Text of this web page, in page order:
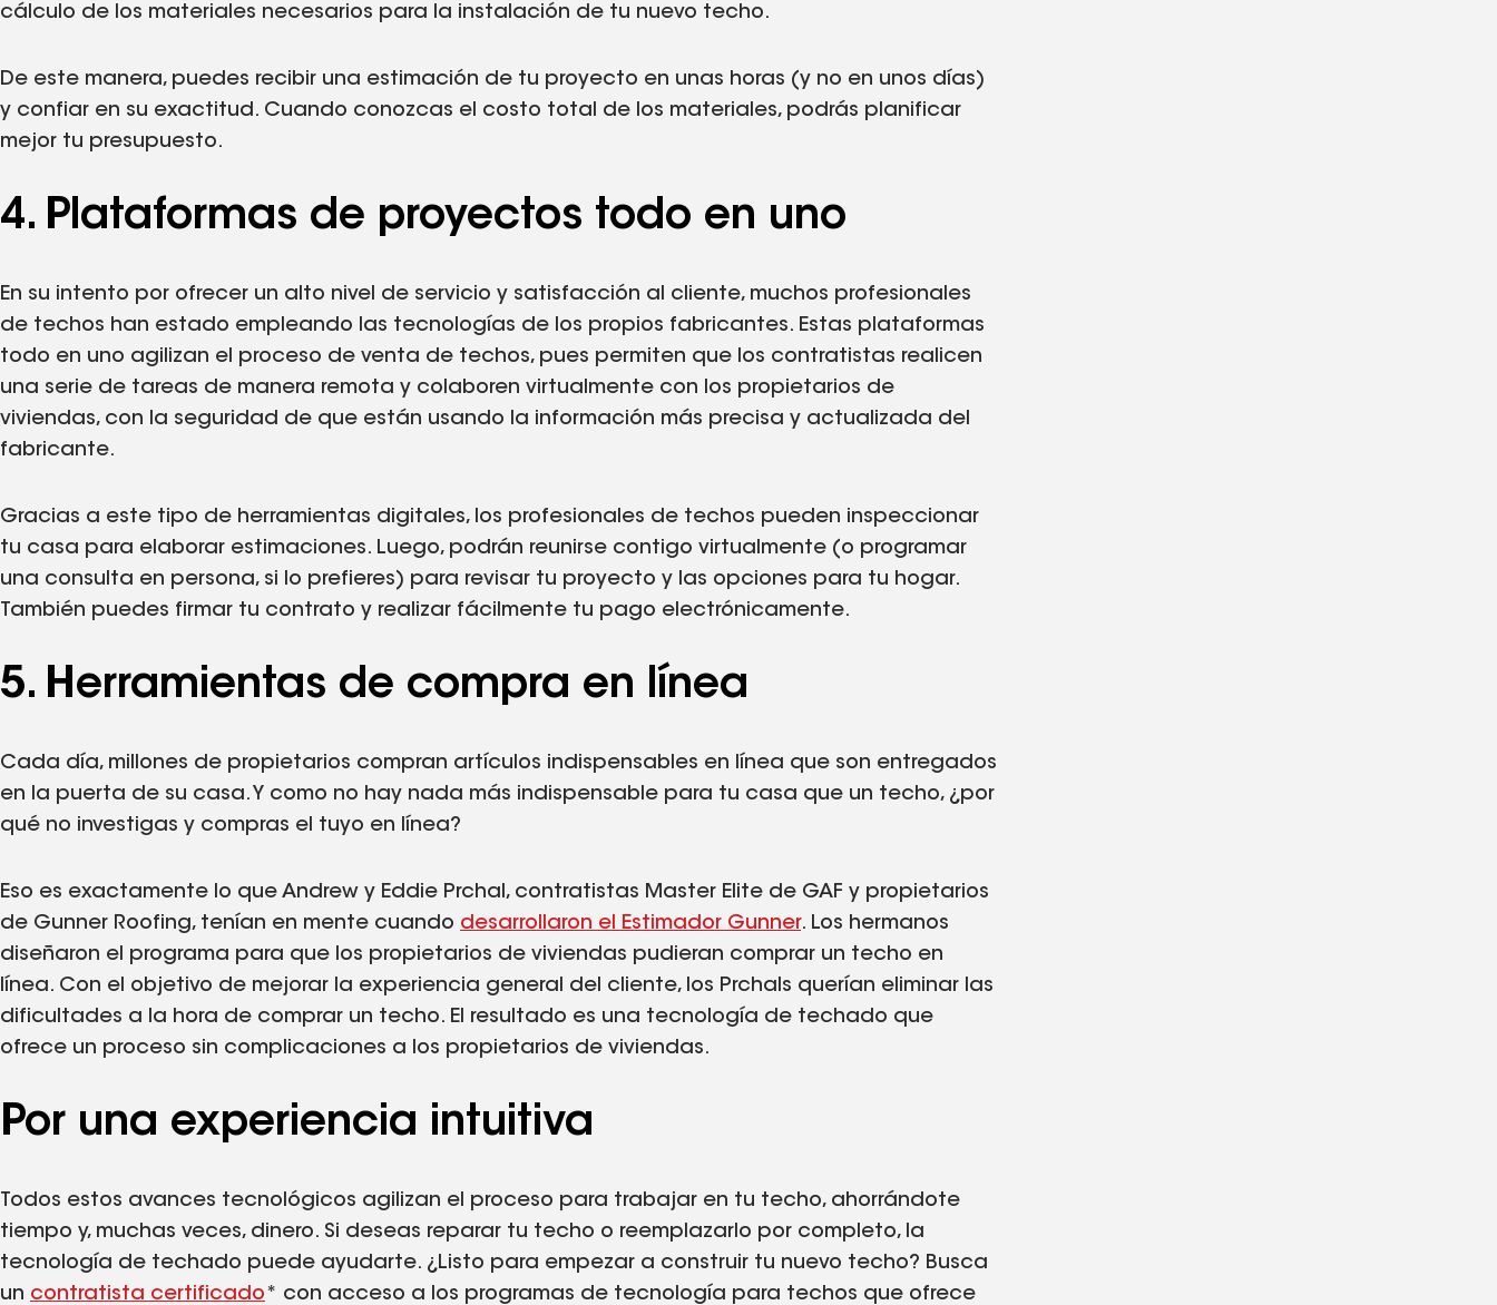
cálculo de los materiales necesarios para la instalación de tu nuevo techo.
De este manera, puedes recibir una estimación de tu proyecto en unas horas (y no en unos días)
y confiar en su exactitud. Cuando conozcas el costo total de los materiales, podrás planificar
mejor tu presupuesto.
4. Plataformas de proyectos todo en uno
En su intento por ofrecer un alto nivel de servicio y satisfacción al cliente, muchos profesionales
de techos han estado empleando las tecnologías de los propios fabricantes. Estas plataformas
todo en uno agilizan el proceso de venta de techos, pues permiten que los contratistas realicen
una serie de tareas de manera remota y colaboren virtualmente con los propietarios de
viviendas, con la seguridad de que están usando la información más precisa y actualizada del
fabricante.
Gracias a este tipo de herramientas digitales, los profesionales de techos pueden inspeccionar
tu casa para elaborar estimaciones. Luego, podrán reunirse contigo virtualmente (o programar
una consulta en persona, si lo prefieres) para revisar tu proyecto y las opciones para tu hogar.
También puedes firmar tu contrato y realizar fácilmente tu pago electrónicamente.
5. Herramientas de compra en línea
Cada día, millones de propietarios compran artículos indispensables en línea que son entregados
en la puerta de su casa. Y como no hay nada más indispensable para tu casa que un techo, ¿por
qué no investigas y compras el tuyo en línea?
Eso es exactamente lo que Andrew y Eddie Prchal, contratistas Master Elite de GAF y propietarios
de Gunner Roofing, tenían en mente cuando desarrollaron el Estimador Gunner. Los hermanos
diseñaron el programa para que los propietarios de viviendas pudieran comprar un techo en
línea. Con el objetivo de mejorar la experiencia general del cliente, los Prchals querían eliminar las
dificultades a la hora de comprar un techo. El resultado es una tecnología de techado que
ofrece un proceso sin complicaciones a los propietarios de viviendas.
Por una experiencia intuitiva
Todos estos avances tecnológicos agilizan el proceso para trabajar en tu techo, ahorrándote
tiempo y, muchas veces, dinero. Si deseas reparar tu techo o reemplazarlo por completo, la
tecnología de techado puede ayudarte. ¿Listo para empezar a construir tu nuevo techo? Busca
un contratista certificado * con acceso a los programas de tecnología para techos que ofrece